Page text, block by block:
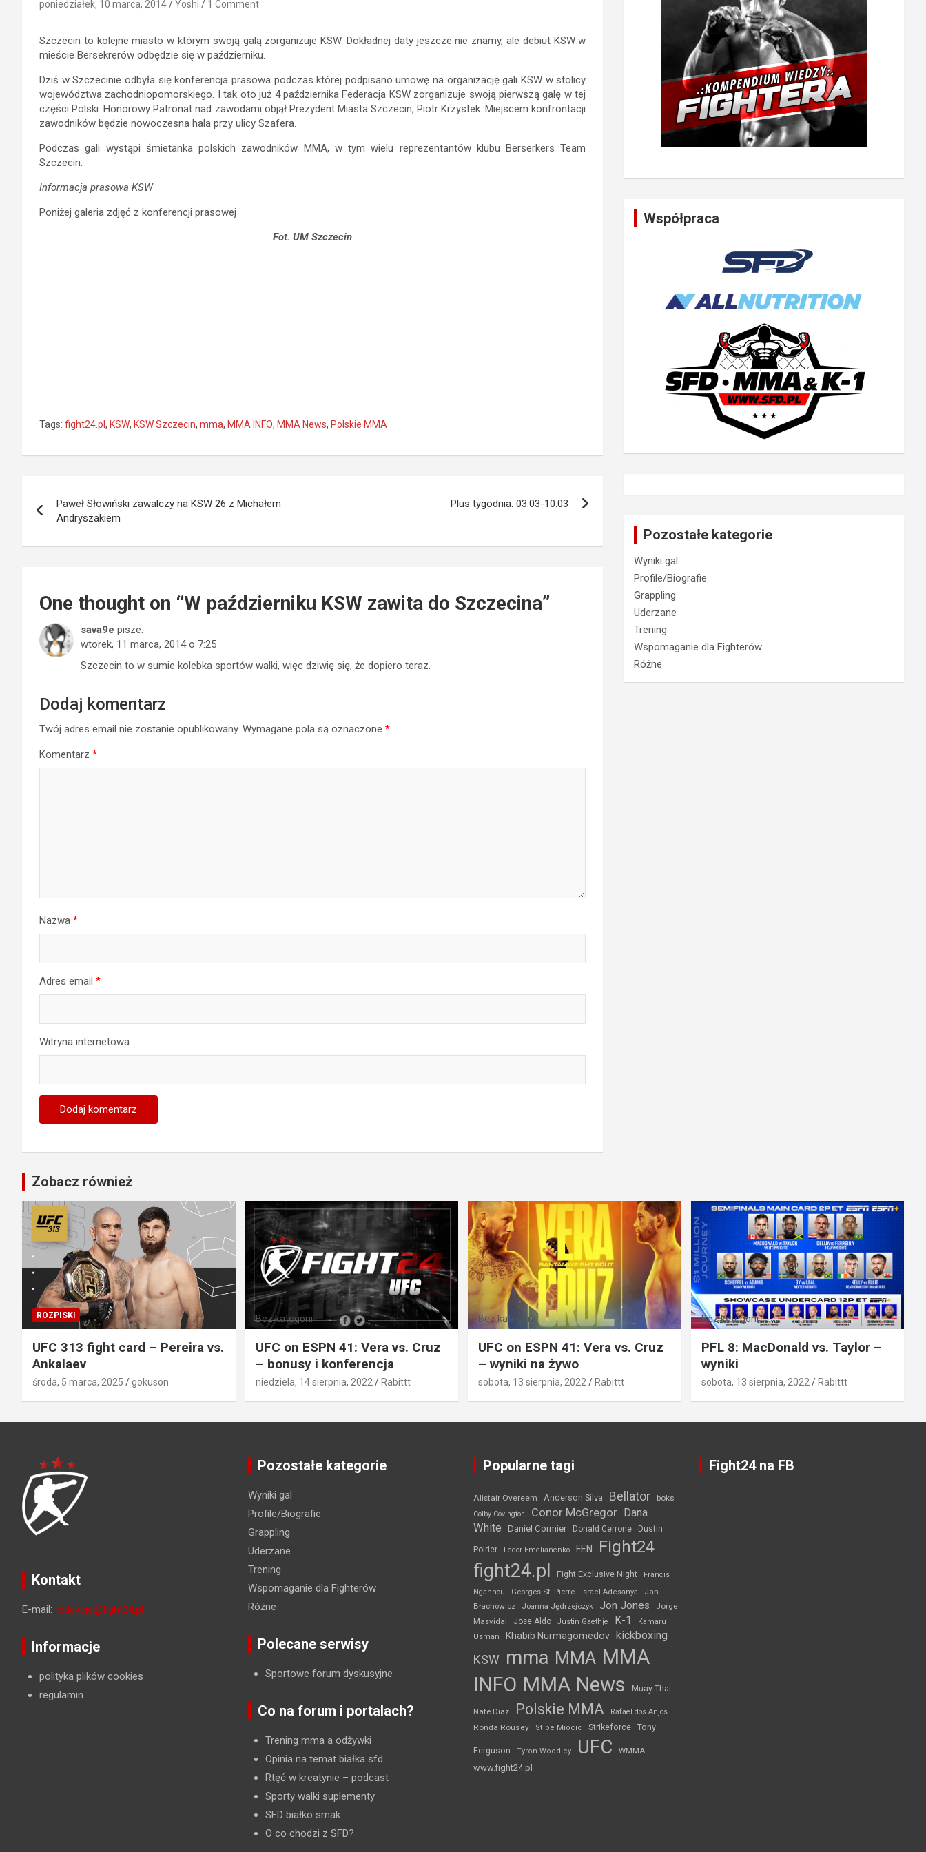
poniedziałek, 10 marca, 2014 Yoshi 1 Comment
Szczecin to kolejne miasto w którym swoją galą zorganizuje KSW. Dokładnej daty jeszcze nie znamy, ale debiut KSW w
mieście Bersekrerów odbędzie się w październiku.
Dziś w Szczecinie odbyła się konferencja prasowa podczas której podpisano umowę na organizację gali KSW w stolicy
województwa zachodniopomorskiego. I tak oto już 4 października Federacja KSW zorganizuje swoją pierwszą galę w tej
części Polski. Honorowy Patronat nad zawodami objął Prezydent Miasta Szczecin, Piotr Krzystek. Miejscem konfrontacji
zawodników będzie nowoczesna hala przy ulicy Szafera.
Podczas gali wystąpi śmietanka polskich zawodników MMA, w tym wielu reprezentantów klubu Berserkers Team
Szczecin.
Informacja prasowa KSW
Poniżej galeria zdjęć z konferencji prasowej
Fot. UM Szczecin
Tags: fight24.pl , KSW, KSW Szczecin, mma, MMA INFO, MMA News, Polskie MMA
wpisu
Paweł Słowiński zawalczy na KSW 26 z Michałem
Andryszakiem
Plus tygodnia: 03.03-10.03
One thought on “W październiku KSW zawita do Szczecina”
sava9e pisze:
wtorek, 11 marca, 2014 o 7:25
Szczecin to w sumie kolebka sportów walki, więc dziwię się, że dopiero teraz.
Dodaj komentarz
Twój adres email nie zostanie opublikowany. Wymagane pola są oznaczone *
Komentarz *
Nazwa *
Adres email *
Witryna internetowa
Współpraca
Pozostałe kategorie
Wyniki gal
Profile/Biografie
Grappling
Uderzane
Trening
Wspomaganie dla Fighterów
Różne
Zobacz również
ROZPISKI
UFC 313 fight card – Pereira vs.
Ankalaev
środa, 5 marca, 2025 gokuson
Bez kategorii
UFC on ESPN 41: Vera vs. Cruz
– bonusy i konferencja
niedziela, 14 sierpnia, 2022 Rabittt
Bez kategorii
UFC on ESPN 41: Vera vs. Cruz
– wyniki na żywo
sobota, 13 sierpnia, 2022 Rabittt
Bez kategorii
PFL 8: MacDonald vs. Taylor –
wyniki
sobota, 13 sierpnia, 2022 Rabittt
Kontakt
E-mail: redakcja@fight24.pl
Informacje
polityka plików cookies
regulamin
Pozostałe kategorie
Wyniki gal
Profile/Biografie
Grappling
Uderzane
Trening
Wspomaganie dla Fighterów
Różne
Polecane serwisy
Sportowe forum dyskusyjne
Co na forum i portalach?
Trening mma a odżywki
Opinia na temat białka sfd
Rtęć w kreatynie – podcast
Sporty walki suplementy
SFD białko smak
O co chodzi z SFD?
Popularne tagi
Alistair Overeem Anderson Silva Bellator boks
Colby Covington Conor McGregor Dana
White
Daniel Cormier Donald Cerrone Dustin
Poirier Fedor Emelianenko FEN Fight24
fight24.pl Fight Exclusive Night
Francis
Ngannou
Georges St. Pierre Israel Adesanya
Jan
Błachowicz
Joanna Jędrzejczyk Jon Jones
Jorge
Masvidal
Jose Aldo Justin Gaethje K-1
Kamaru
Usman
Khabib Nurmagomedov kickboxing
KSW mma MMA MMA
INFO MMA News Muay Thai
Nate Diaz Polskie MMA Rafael dos Anjos
Ronda Rousey Stipe Miocic Strikeforce Tony
Ferguson Tyron Woodley UFC WMMA
www.fight24.pl
Fight24 na FB